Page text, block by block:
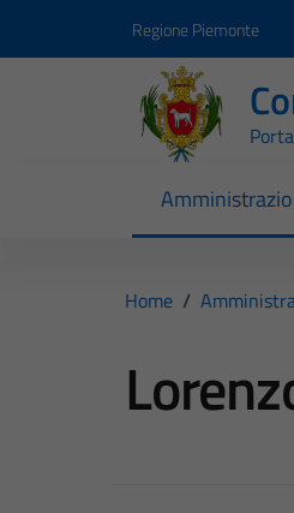
Regione Piemonte
Home /